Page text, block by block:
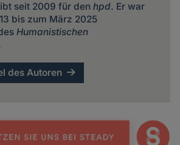
seit 2009 für den hpd. Er war
bis zum März 2025
Humanistischen
des Autoren